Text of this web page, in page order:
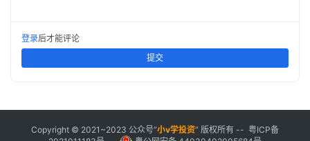
登录后才能评论
提交
Copyright © 2021~2023 公众号“小v学投资” 版权所有 -- 粤ICP备